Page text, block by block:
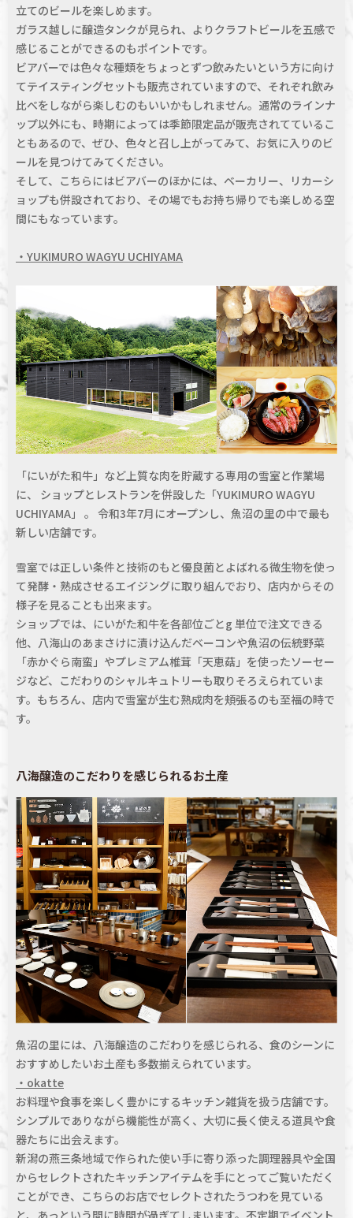
立てのビールを楽しめます。
ガラス越しに醸造タンクが見られ、よりクラフトビールを五感で
感じることができるのもポイントです。
ビアバーでは色々な種類をちょっとずつ飲みたいという方に向け
てテイスティングセットも販売されていますので、それぞれ飲み
比べをしながら楽しむのもいいかもしれません。通常のラインナ
ップ以外にも、時期によっては季節限定品が販売されてているこ
ともあるので、ぜひ、色々と召し上がってみて、お気に入りのビ
ールを見つけてみてください。
そして、こちらにはビアバーのほかには、ベーカリー、リカーシ
ョップも併設されており、その場でもお持ち帰りでも楽しめる空
間にもなっています。
・YUKIMURO WAGYU UCHIYAMA
「にいがた和牛」など上質な肉を貯蔵する専用の雪室と作業場
に、 ショップとレストランを併設した「YUKIMURO WAGYU
UCHIYAMA」 。 令和3年7月にオープンし、魚沼の里の中で最も
新しい店舗です。
雪室では正しい条件と技術のもと優良菌とよばれる微生物を使っ
て発酵・熟成させるエイジングに取り組んでおり、店内からその
様子を見ることも出来ます。
ショップでは、にいがた和牛を各部位ごとg 単位で注文できる
他、八海山のあまさけに漬け込んだベーコンや魚沼の伝統野菜
「赤かぐら南蛮」やプレミアム椎茸「天恵菇」を使ったソーセー
ジなど、こだわりのシャルキュトリーも取りそろえられていま
す。もちろん、店内で雪室が生む熟成肉を頬張るのも至福の時で
す。
八海醸造のこだわりを感じられるお土産
魚沼の里には、八海醸造のこだわりを感じられる、食のシーンに
おすすめしたいお土産も多数揃えられています。
・okatte
お料理や食事を楽しく豊かにするキッチン雑貨を扱う店舗です。
シンプルでありながら機能性が高く、大切に⻑く使える道具や食
器たちに出会えます。
新潟の燕三条地域で作られた使い手に寄り添った調理器具や全国
からセレクトされたキッチンアイテムを手にとってご覧いただく
ことができ、こちらのお店でセレクトされたうつわを見ている